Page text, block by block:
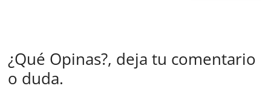
¿Qué Opinas?, deja tu comentario
o duda.